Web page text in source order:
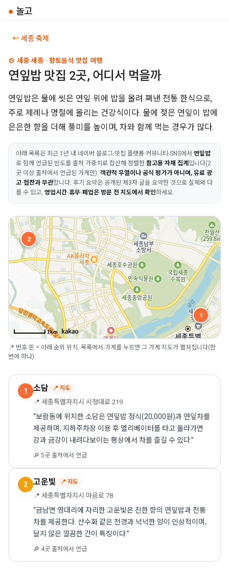
● 놀고
← 세종 축제
🍲 세종 세종 · 향토음식 맛집 여행
연잎밥 맛집 2곳, 어디서 먹을까
연잎밥은 물에 씻은 연잎 위에 밥을 올려 쪄낸 전통 한식으로,
주로 제례나 명절에 올리는 건강식이다. 물에 젖은 연잎이 밥에
은은한 향을 더해 풍미를 높이며, 차와 함께 먹는 경우가 많다.
아래 목록은 최근 1년 내 네이버 블로그·맛집 플랫폼·커뮤니티·SNS에서 연잎밥
로 함께 언급된 빈도를 출처 가중치로 합산해 정렬한 참고용 자체 집계 입니다(2
곳 이상 출처에서 언급된 가게만). 객관적 우열이나 공식 평가가 아니며, 유료 광
고·협찬과 무관합니다. 후기 요약은 공개된 제3자 글을 요약한 것으로 실제와 다
를 수 있고, 영업시간·휴무·폐업은 방문 전 지도에서 확인하세요.
1
2
1km
📍 번호 핀 = 아래 순위 위치. 목록에서 가게를 누르면 그 가게 지도가 펼쳐집니다(한
번에 하나).
1 소담 📍 지도
📍 세종특별자치시 시청대로 219
“보람동에 위치한 소담은 연잎밥 정식(20,000원)과 연잎차를
제공하며, 지하주차장 이용 후 엘리베이터를 타고 올라가면
강과 금강이 내려다보이는 평상에서 차를 즐길 수 있다.”
🔎 5곳 출처에서 언급
2 고운빛 📍 지도
📍 세종특별자치시 마음로 78
“금남면 영대리에 자리한 고운빛은 진한 향의 연잎밥과 전통
차를 제공한다. 산수화 같은 전경과 넉넉한 양이 인상적이며,
달지 않은 깔끔한 간이 특징이다.”
🔎 4곳 출처에서 언급